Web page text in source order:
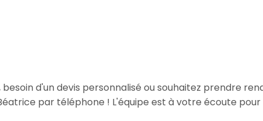
d'un devis personnalisé ou souhaitez prendre
par téléphone ! L'équipe est à votre écoute